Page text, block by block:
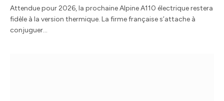
Attendue pour 2026, la prochaine Alpine A110 électrique restera
fidèle à la version thermique. La firme française s’attache à
conjuguer…